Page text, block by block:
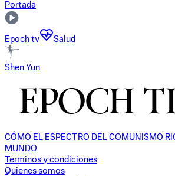
Portada
Epoch tv Salud
Shen Yun
CÓMO EL ESPECTRO DEL COMUNISMO
MUNDO
Terminos y condiciones
Quienes somos